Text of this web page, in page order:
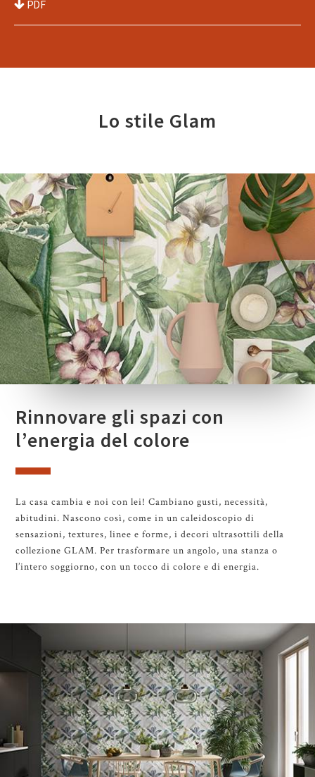
PDF
Lo stile Glam
Rinnovare gli spazi con
l’energia del colore
La casa cambia e noi con lei! Cambiano gusti, necessità,
abitudini. Nascono così, come in un caleidoscopio di
sensazioni, textures, linee e forme, i decori ultrasottili della
collezione GLAM. Per trasformare un angolo, una stanza o
l’intero soggiorno, con un tocco di colore e di energia.